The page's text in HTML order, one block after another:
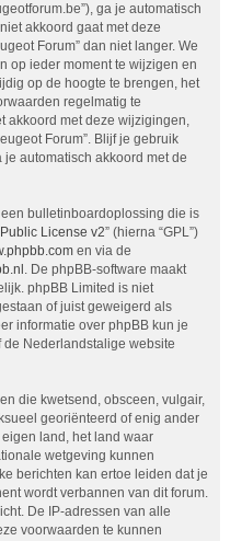
ga je automatisch
akkoord gaat met deze
Forum” dan niet langer. We
op ieder moment te wijzigen en
op de hoogte te brengen, het
regelmatig te
akkoord met deze wijzigingen,
Forum”. Blijf je gebruik
je automatisch akkoord met de
bulletinboardoplossing die is
License v2” (hierna “GPL”)
en via de
. De phpBB-software maakt
phpBB Limited is niet
of juist geweigerd als
informatie over phpBB kun je
Nederlandstalige website
die kwetsend, obsceen, vulgair,
georiënteerd of enig ander
land, het land waar
wetgeving kunnen
berichten kan ertoe leiden dat je
wordt verbannen van dit forum.
De IP-adressen van alle
voorwaarden te kunnen